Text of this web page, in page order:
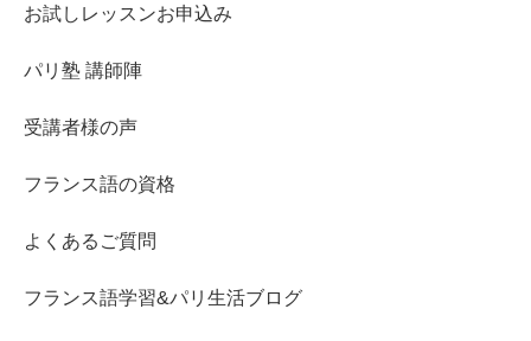
お試しレッスンお申込み
パリ塾 講師陣
受講者様の声
フランス語の資格
よくあるご質問
フランス語学習&パリ生活ブログ